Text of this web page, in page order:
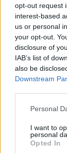
opt-out request
interest-based
us or personal
your opt-out.
disclosure of
IAB’s list of
also be
Downstream
Please note
not limited to
grant or deny
use your data
Personal
I want to
personal
Opted In
μετατρέψαμε
σε 5ήμερο.
εργασία
αμοιβή στους
καταστημάτων
κίνηση, που